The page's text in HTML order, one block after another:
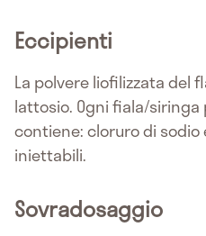
Eccipienti
La polvere liofilizzata del
lattosio. Ogni fiala/
contiene: cloruro di
iniettabili.
Sovradosaggio